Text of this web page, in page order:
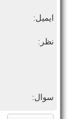
ایمیل:
نظر:
سوال: